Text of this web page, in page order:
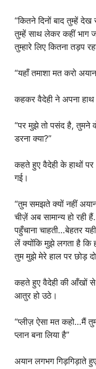
“कितने दिनों बाद तुम्हें
तुम्हें साथ लेकर कहीं भाग
तुम्हारे लिए कितना तड़प
“यहाँ तमाशा मत करो
कहकर वैदेही ने अपना
“पर मुझे तो पसंद है, तुमने
डरना क्या?”
कहते हुए वैदेही के हाथों
गई।
“तुम समझते क्यों नहीं
चीज़ें अब सामान्य हो रही
पहुँचाना चाहती…बेहतर
लें क्योंकि मुझे लगता है कि
तुम मुझे मेरे हाल पर छोड़
कहते हुए वैदेही की आँखों
आतुर हो उठे।
“प्लीज़ ऐसा मत कहो…मैं
प्लान बना लिया है”
अयान लगभग गिड़गिड़ाते